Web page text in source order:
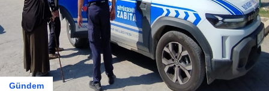
Gündem